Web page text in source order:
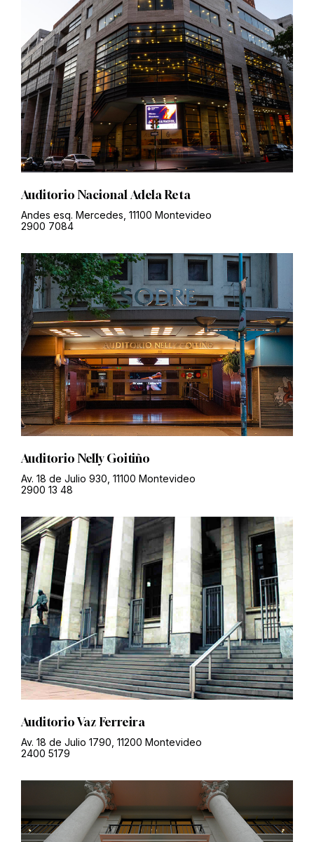
Auditorio Nacional Adela Reta
Andes esq. Mercedes, 11100 Montevideo
2900 7084
Auditorio Nelly Goitiño
Av. 18 de Julio 930, 11100 Montevideo
2900 13 48
Auditorio Vaz Ferreira
Av. 18 de Julio 1790, 11200 Montevideo
2400 5179